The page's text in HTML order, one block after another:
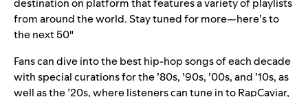
destination on platform that features a variety of playlists
from around the world. Stay tuned for more—here’s to
the next 50″
Fans can dive into the best hip-hop songs of each decade
with special curations for the ’80s, ’90s, ’00s, and ’10s, as
well as the ’20s, where listeners can tune in toRapCaviar,